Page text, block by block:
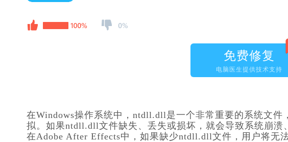
免费修复
电脑医生提供技术支持
在Windows操作系统中，ntdll.dll是一个非常重要的系统文件
拟。如果ntdll.dll文件缺失、丢失或损坏，就会导致系统崩溃
在Adobe After Effects中，如果缺少ntdll.dll文件，用户将无